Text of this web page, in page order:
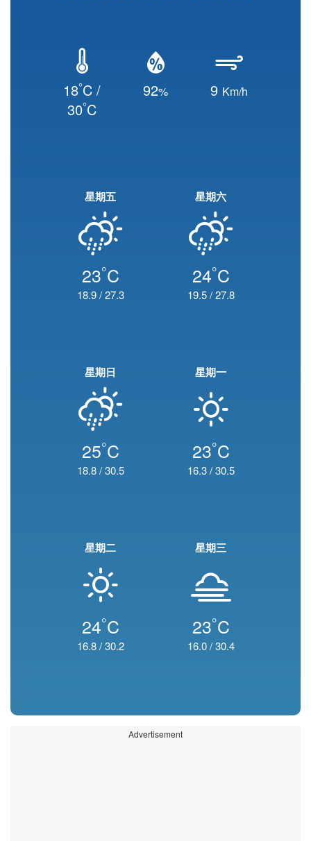
18°C /
30°C
92% 9 Km/h
星期五
23°C
18.9/27.3
星期六
24°C
19.5/27.8
星期日
25°C
18.8/30.5
星期一
23°C
16.3/30.5
星期二
24°C
16.8/30.2
星期三
23°C
16.0/30.4
Advertisement